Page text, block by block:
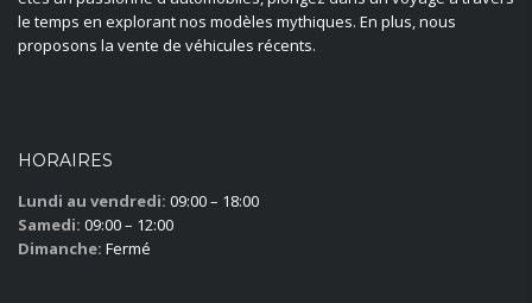
le temps en explorant nos modèles mythiques. En plus, nous
proposons la vente de véhicules récents.
HORAIRES
Lundi au vendredi: 09:00 – 18:00
Samedi: 09:00 – 12:00
Dimanche: Fermé